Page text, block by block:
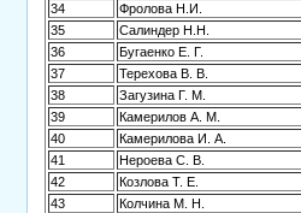
34
Фролова Н.И.
35
Салиндер Н.Н.
36
Бугаенко Е. Г.
37
Терехова В. В.
38
Загузина Г. М.
39
Камерилов А. М.
40
Камерилова И. А.
41
Нероева С. В.
42
Козлова Т. Е.
43
Колчина М. Н.